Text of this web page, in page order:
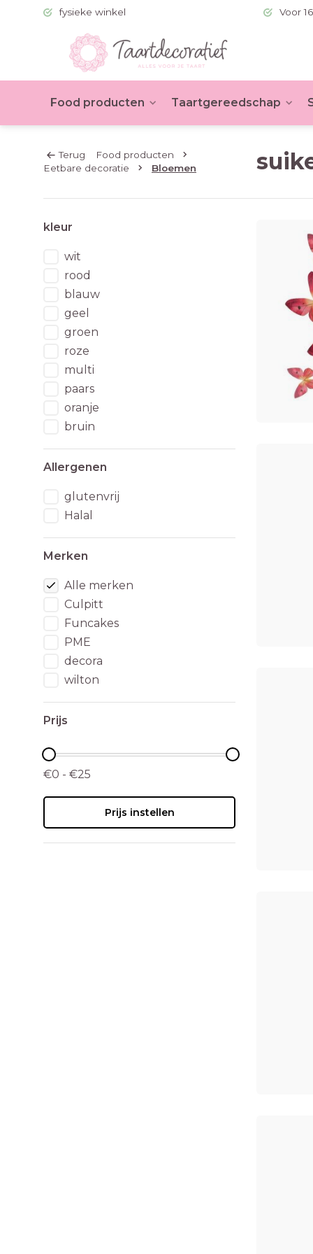
fysieke winkel Voor
Food producten Taartgereedschap
Terug
Food producten
Eetbare decoratie
Bloemen
kleur
wit
rood
blauw
geel
groen
roze
multi
paars
oranje
bruin
Allergenen
glutenvrij
Halal
Merken
Alle merken
Culpitt
Funcakes
PME
decora
wilton
Prijs
€0 - €25
Prijs instellen